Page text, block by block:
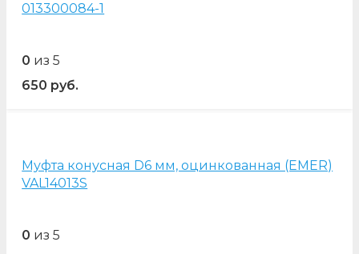
013300084-1
0 из 5
650 руб.
Муфта конусная D6 мм, оцинкованная (EMER)
VAL14013S
0 из 5